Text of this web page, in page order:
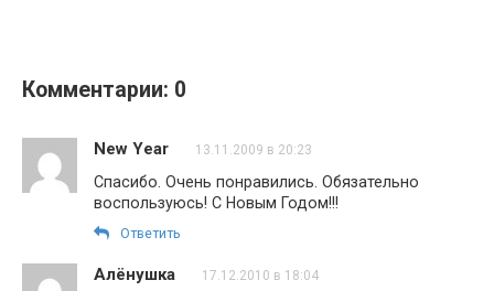
Комментарии: 0
New Year 13.11.2009 в 20:23
Спасибо. Очень понравились. Обязательно
воспользуюсь! С Новым Годом!!!
Ответить
Алёнушка 17.12.2010 в 18:04